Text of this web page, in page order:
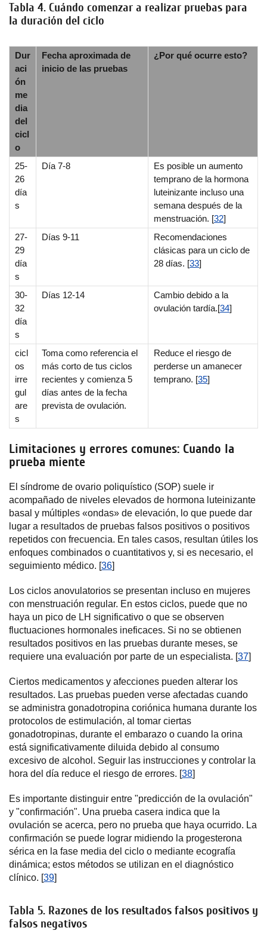
Tabla 4. Cuándo comenzar a realizar pruebas para
la duración del ciclo
Dur
aci
ón
me
dia
del
cicl
o
Fecha aproximada de
inicio de las pruebas
¿Por qué ocurre esto?
25-
26
día
s
Día 7-8
Es posible un aumento
temprano de la hormona
luteinizante incluso una
semana después de la
menstruación. [32]
27-
29
día
s
Días 9-11
Recomendaciones
clásicas para un ciclo de
28 días. [33]
30-
32
día
s
Días 12-14
Cambio debido a la
ovulación tardía.[34]
cicl
os
irre
gul
are
s
Toma como referencia el
más corto de tus ciclos
recientes y comienza 5
días antes de la fecha
prevista de ovulación.
Reduce el riesgo de
perderse un amanecer
temprano. [35]
Limitaciones y errores comunes: Cuando la
prueba miente
El síndrome de ovario poliquístico (SOP) suele ir
acompañado de niveles elevados de hormona luteinizante
basal y múltiples «ondas» de elevación, lo que puede dar
lugar a resultados de pruebas falsos positivos o positivos
repetidos con frecuencia. En tales casos, resultan útiles los
enfoques combinados o cuantitativos y, si es necesario, el
seguimiento médico. [36]
Los ciclos anovulatorios se presentan incluso en mujeres
con menstruación regular. En estos ciclos, puede que no
haya un pico de LH significativo o que se observen
fluctuaciones hormonales ineficaces. Si no se obtienen
resultados positivos en las pruebas durante meses, se
requiere una evaluación por parte de un especialista. [37]
Ciertos medicamentos y afecciones pueden alterar los
resultados. Las pruebas pueden verse afectadas cuando
se administra gonadotropina coriónica humana durante los
protocolos de estimulación, al tomar ciertas
gonadotropinas, durante el embarazo o cuando la orina
está significativamente diluida debido al consumo
excesivo de alcohol. Seguir las instrucciones y controlar la
hora del día reduce el riesgo de errores. [38]
Es importante distinguir entre "predicción de la ovulación"
y "confirmación". Una prueba casera indica que la
ovulación se acerca, pero no prueba que haya ocurrido. La
confirmación se puede lograr midiendo la progesterona
sérica en la fase media del ciclo o mediante ecografía
dinámica; estos métodos se utilizan en el diagnóstico
clínico. [39]
Tabla 5. Razones de los resultados falsos positivos y
falsos negativos